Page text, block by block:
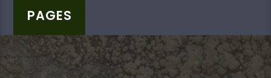
PAGES